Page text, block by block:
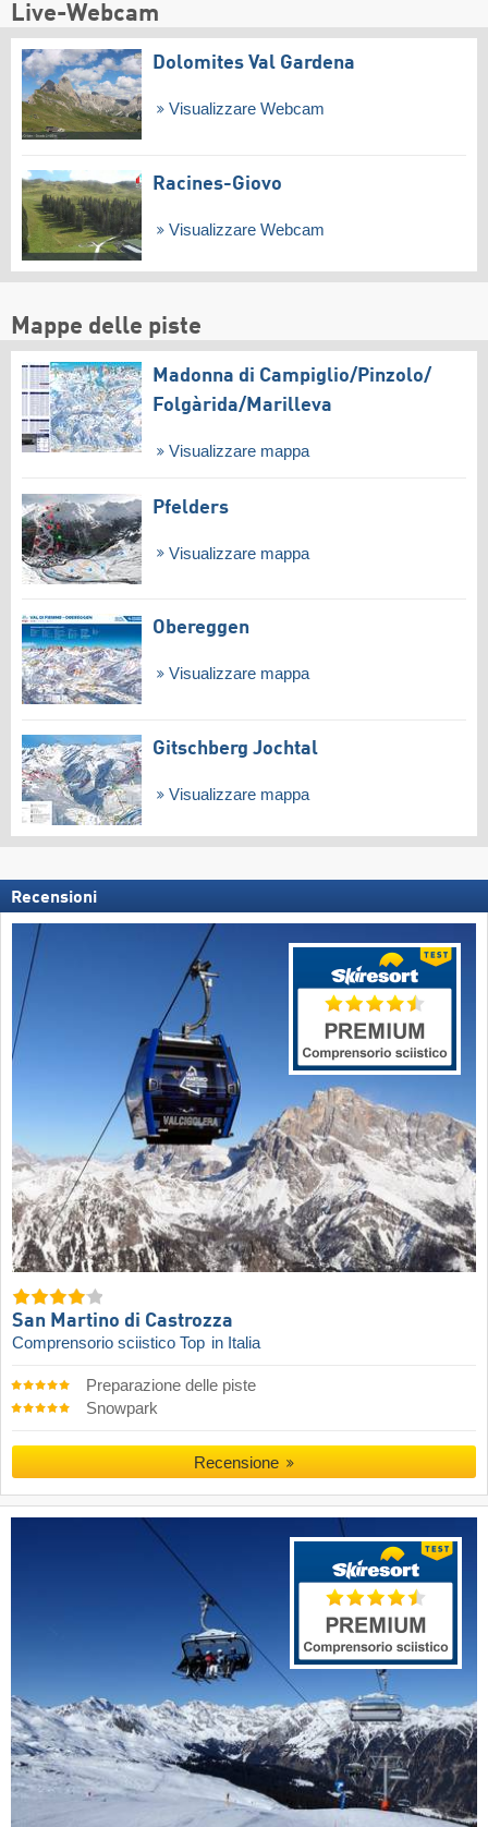
Live-Webcam
Dolomites Val Gardena
Visualizzare Webcam
Racines-Giovo
Visualizzare Webcam
Mappe delle piste
Madonna di Campiglio/​Pinzolo/​
Folgàrida/​Marilleva
Visualizzare mappa
Pfelders
Visualizzare mappa
Obereggen
Visualizzare mappa
Gitschberg Jochtal
Visualizzare mappa
Recensioni
San Martino di Castrozza
Comprensorio sciistico Top in Italia
Preparazione delle piste
Snowpark
Recensione